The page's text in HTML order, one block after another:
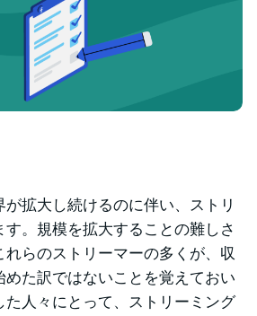
が拡大し続けるのに伴い、ストリ
。規模を拡大することの難しさ
れらのストリーマーの多くが、収
た訳ではないことを覚えておい
た人々にとって、ストリーミング